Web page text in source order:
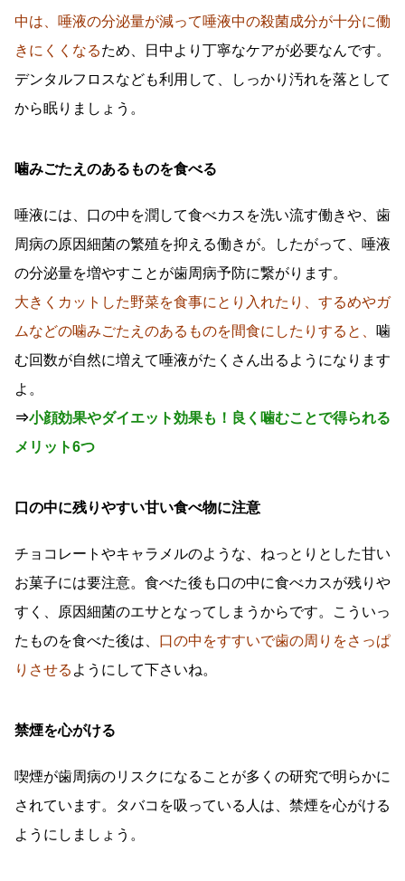
中は、唾液の分泌量が減って唾液中の殺菌成分が十分に働
きにくくなるため、日中より丁寧なケアが必要なんです。
デンタルフロスなども利用して、しっかり汚れを落として
から眠りましょう。
噛みごたえのあるものを食べる
唾液には、口の中を潤して食べカスを洗い流す働きや、歯
周病の原因細菌の繁殖を抑える働きが。したがって、唾液
の分泌量を増やすことが歯周病予防に繋がります。
大きくカットした野菜を食事にとり入れたり、するめやガ
ムなどの噛みごたえのあるものを間食にしたりすると、 噛
む回数が自然に増えて唾液がたくさん出るようになります
よ。
⇒小顔効果やダイエット効果も！良く噛むことで得られる
メリット6つ
口の中に残りやすい甘い食べ物に注意
チョコレートやキャラメルのような、ねっとりとした甘い
お菓子には要注意。食べた後も口の中に食べカスが残りや
すく、原因細菌のエサとなってしまうからです。こういっ
たものを食べた後は、 口の中をすすいで歯の周りをさっぱ
りさせる ようにして下さいね。
禁煙を心がける
喫煙が歯周病のリスクになることが多くの研究で明らかに
されています。タバコを吸っている人は、禁煙を心がける
ようにしましょう。